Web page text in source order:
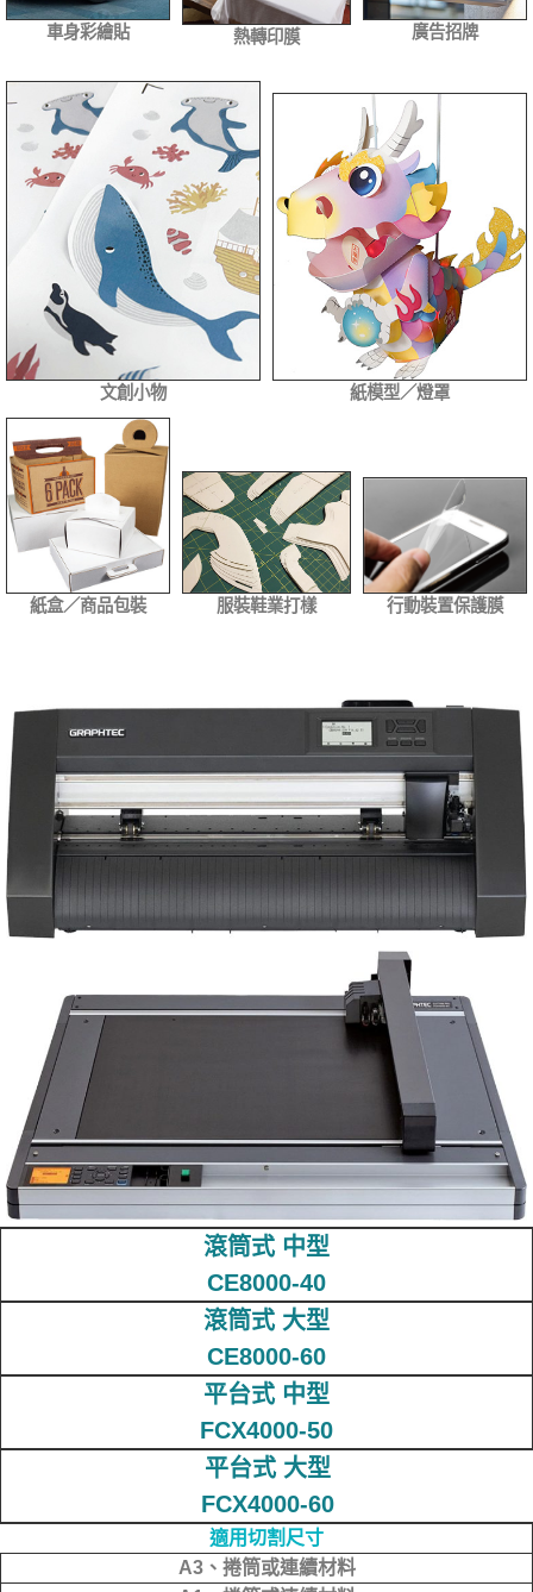
車身彩繪貼 熱轉印膜 廣告招牌
文創小物 紙模型／燈罩
紙盒／商品包裝 服裝鞋業打樣 行動裝置保護膜
滾筒式 中型
CE8000-40
滾筒式 大型
CE8000-60
平台式 中型
FCX4000-50
平台式 大型
FCX4000-60
適用切割尺寸
A3、捲筒或連續材料